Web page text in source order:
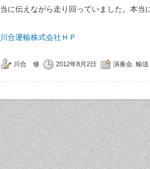
当に伝えながら走り回っていました。本当
川合運輸株式会社ＨＰ
川合 修 2012年8月2日 演奏会 輸送